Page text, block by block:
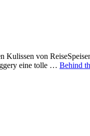
von
eine tolle … Behind